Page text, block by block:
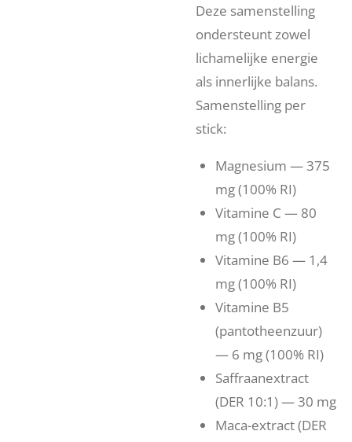
Deze samenstelling
ondersteunt zowel
lichamelijke energie
als innerlijke balans.
Samenstelling per
stick:
Magnesium — 375
mg (100% RI)
Vitamine C — 80
mg (100% RI)
Vitamine B6 — 1,4
mg (100% RI)
Vitamine B5
(pantotheenzuur)
— 6 mg (100% RI)
Saffraanextract
(DER 10:1) — 30 mg
Maca-extract (DER